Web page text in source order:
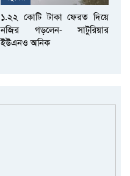
১.২২ কোটি টাকা ফেরত দিয়ে
নজির গড়লেন- সাটুরিয়ার
ইউএনও অনিক